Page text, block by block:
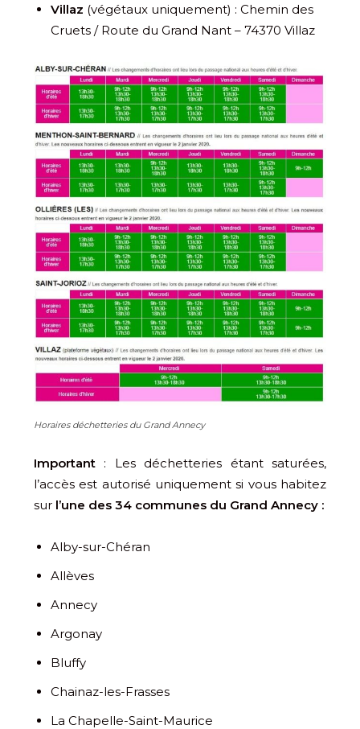
Villaz (végétaux uniquement) : Chemin des
Cruets / Route du Grand Nant – 74370 Villaz
Horaires déchetteries du Grand Annecy
Important : Les déchetteries étant saturées,
l’accès est autorisé uniquement si vous habitez
sur l’une des 34 communes du Grand Annecy :
Alby-sur-Chéran
Allèves
Annecy
Argonay
Bluffy
Chainaz-les-Frasses
La Chapelle-Saint-Maurice